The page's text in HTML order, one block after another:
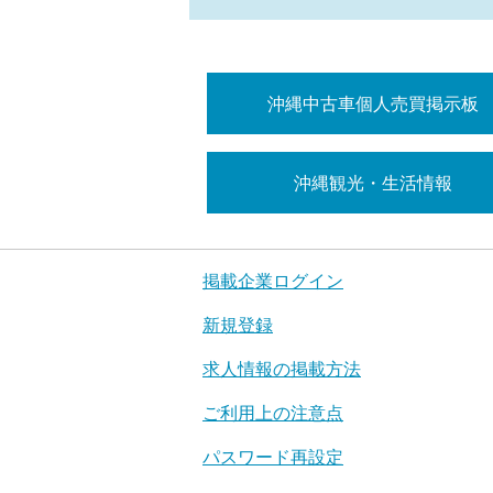
沖縄中古車個人売買掲示板
沖縄観光・生活情報
掲載企業ログイン
新規登録
求人情報の掲載方法
ご利用上の注意点
パスワード再設定